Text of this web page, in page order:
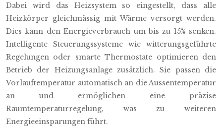
Dabei wird das Heizsystem so eingestellt, dass alle
Heizkörper gleichmässig mit Wärme versorgt werden.
Dies kann den Energieverbrauch um bis zu 15% senken.
Intelligente Steuerungssysteme wie witterungsgeführte
Regelungen oder smarte Thermostate optimieren den
Betrieb der Heizungsanlage zusätzlich. Sie passen die
Vorlauftemperatur automatisch an die Aussentemperatur
an und ermöglichen eine präzise
Raumtemperaturregelung, was zu weiteren
Energieeinsparungen führt.